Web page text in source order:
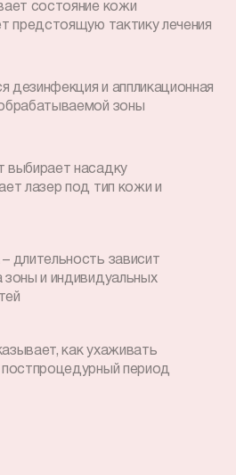
состояние кожи
предстоящую тактику лечения
дезинфекция и аппликационная
зоны
выбирает насадку
лазер под тип кожи и
длительность зависит
зоны и индивидуальных
как ухаживать
период